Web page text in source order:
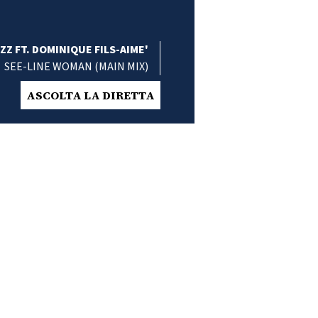
FT. DOMINIQUE FILS-AIME'
SEE-LINE WOMAN (MAIN MIX)
ASCOLTA LA DIRETTA